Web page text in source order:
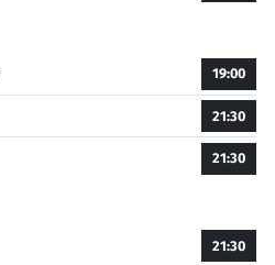
19:00
21:30
21:30
21:30